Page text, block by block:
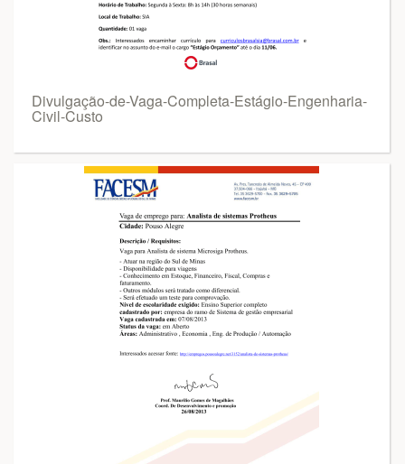
Divulgação-de-Vaga-Completa-Estágio-Engenharia-
Civil-Custo